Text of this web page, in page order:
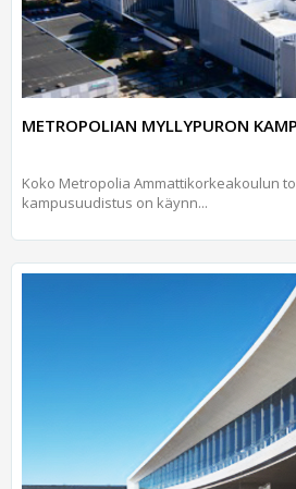
METROPOLIAN MYLLYPURON
Koko Metropolia Ammattikorkeakoulun
kampusuudistus on käynn...